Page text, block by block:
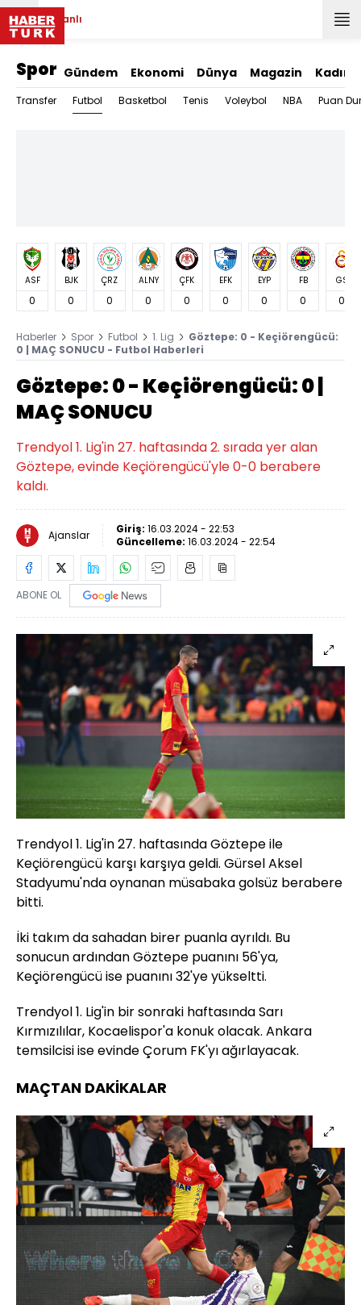
Canlı
Spor Gündem Ekonomi Dünya Magazin Kadın
Transfer Futbol Basketbol Tenis Voleybol NBA Puan
ASF
0
BJK
0
ÇRZ
0
ALNY
0
ÇFK
0
EFK
0
EYP
0
FB
0
GS
0
Haberler Spor Futbol 1. Lig
Göztepe: 0 - Keçiörengücü:
0 | MAÇ SONUCU - Futbol Haberleri
Göztepe: 0 - Keçiörengücü: 0 |
MAÇ SONUCU
Trendyol 1. Lig'in 27. haftasında 2. sırada yer alan
Göztepe, evinde Keçiörengücü'yle 0-0 berabere
kaldı.
Ajanslar Giriş: 16.03.2024 - 22:53
Güncelleme: 16.03.2024 - 22:54
ABONE OL
Trendyol 1. Lig'in 27. haftasında Göztepe ile
Keçiörengücü karşı karşıya geldi. Gürsel Aksel
Stadyumu'nda oynanan müsabaka golsüz berabere
bitti.
İki takım da sahadan birer puanla ayrıldı. Bu
sonucun ardından Göztepe puanını 56'ya,
Keçiörengücü ise puanını 32'ye yükseltti.
Trendyol 1. Lig'in bir sonraki haftasında Sarı
Kırmızılılar, Kocaelispor'a konuk olacak. Ankara
temsilcisi ise evinde Çorum FK'yı ağırlayacak.
MAÇTAN DAKİKALAR